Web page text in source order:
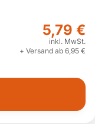
5,79 €
inkl. MwSt.
+ Versand ab 6,95 €